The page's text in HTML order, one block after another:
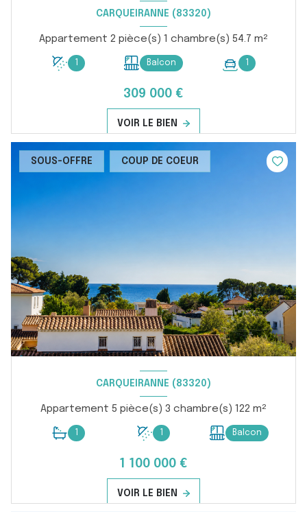
CARQUEIRANNE (83320)
Appartement 2 pièce(s) 1 chambre(s) 54.7 m²
Balcon
309 000 €
VOIR LE BIEN
SOUS-OFFRE COUP DE COEUR
CARQUEIRANNE (83320)
Appartement 5 pièce(s) 3 chambre(s) 122 m²
Balcon
1 100 000 €
VOIR LE BIEN